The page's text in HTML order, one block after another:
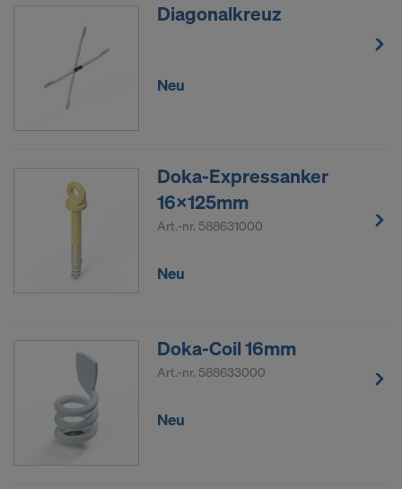
Diagonalkreuz
Neu
Doka-Expressanker
16x125mm
Art.-nr. 588631000
Neu
Doka-Coil 16mm
Art.-nr. 588633000
Neu